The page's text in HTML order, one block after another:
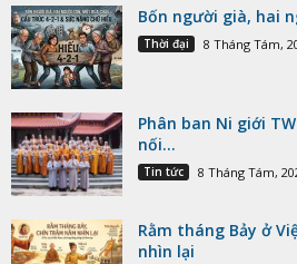
Bốn người già, hai
Thời đại 8 Tháng Tám,
Phân ban Ni giới
nối...
Tin tức 8 Tháng Tám,
Rằm tháng Bảy ở
nhìn lại